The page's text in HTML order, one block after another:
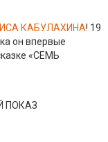
КАБУЛАХИНА! 19
он впервые
«СЕМЬ
ПОКАЗ